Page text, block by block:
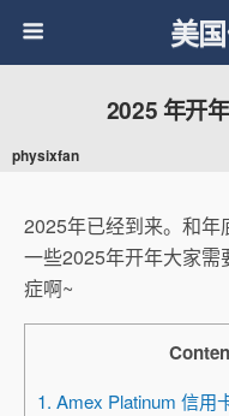
美
2025 年开
physixfan
2025年已经到来。和
一些2025年开年大家
症啊~
1. Amex Platinum 信用